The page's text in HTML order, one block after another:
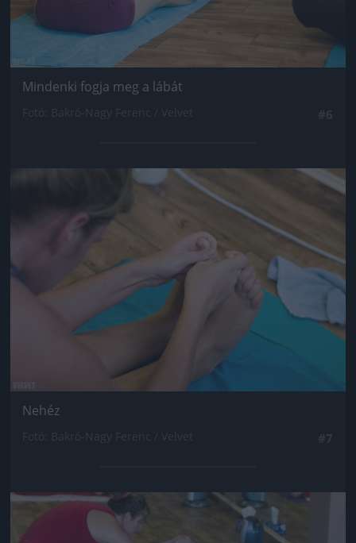
Mindenki fogja meg a lábát
Jön még kép!
Nehéz
Jön még kép!